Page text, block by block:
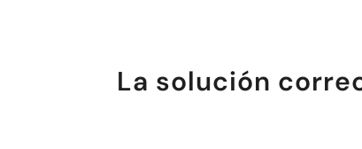
La solución